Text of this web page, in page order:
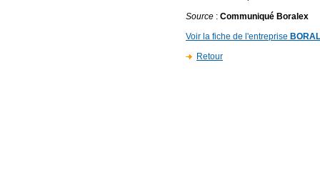
Source : Communiqué Boralex
Voir la fiche de l'entreprise
Retour